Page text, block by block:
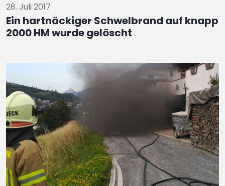
28. Juli 2017
Ein hartnäckiger Schwelbrand auf knapp
2000 HM wurde gelöscht